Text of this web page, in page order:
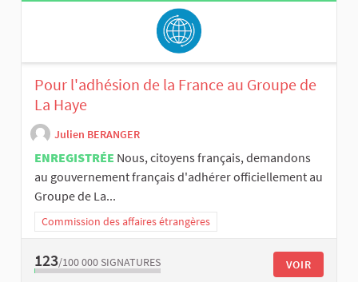
Pour l'adhésion de la France au Groupe de
La Haye
Julien BERANGER
ENREGISTRÉE Nous, citoyens français, demandons
au gouvernement français d'adhérer officiellement au
Groupe de La...
Commission des affaires étrangères
123/100 000 SIGNATURES VOIR